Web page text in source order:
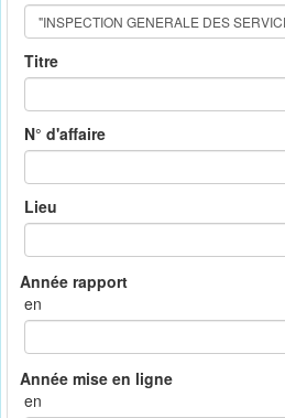
Titre
N° d'affaire
Lieu
en
en